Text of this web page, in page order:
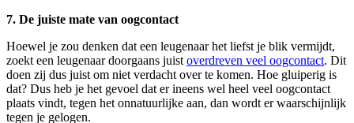
7. De juiste mate van oogcontact
Hoewel je zou denken dat een leugenaar het liefst je blik vermijdt,
zoekt een leugenaar doorgaans juist overdreven veel oogcontact. Dit
doen zij dus juist om niet verdacht over te komen. Hoe gluiperig is
dat? Dus heb je het gevoel dat er ineens wel heel veel oogcontact
plaats vindt, tegen het onnatuurlijke aan, dan wordt er waarschijnlijk
tegen je gelogen.